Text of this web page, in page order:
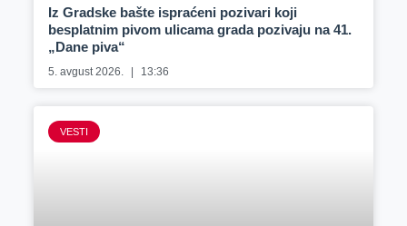
Iz Gradske bašte ispraćeni pozivari koji
besplatnim pivom ulicama grada pozivaju na 41.
„Dane piva“
5. avgust 2026. 13:36
VESTI